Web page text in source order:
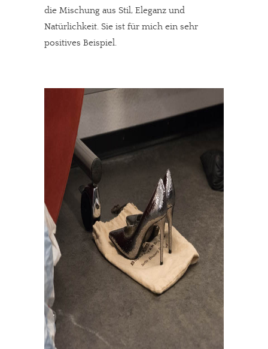
In eigener Sache
die Mischung aus Stil, Eleganz und
Natürlichkeit. Sie ist für mich ein sehr
positives Beispiel.